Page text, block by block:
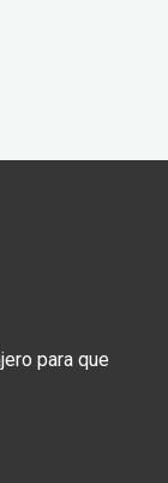
para que